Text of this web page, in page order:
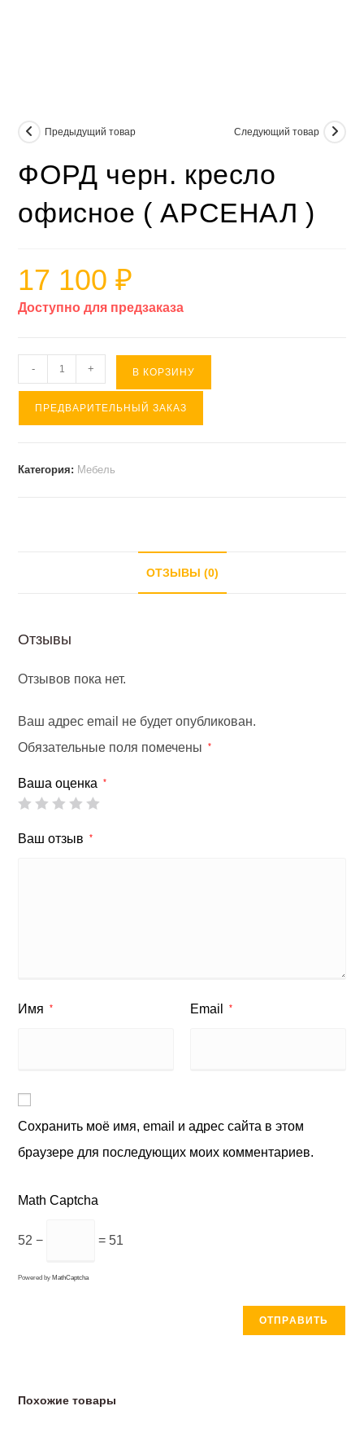
Предыдущий товар Следующий товар
ФОРД черн. кресло
офисное ( АРСЕНАЛ )
17 100₽
Доступно для предзаказа
Количество
товара
ФОРД
офисное
- + В КОРЗИНУ
ПРЕДВАРИТЕЛЬНЫЙ ЗАКАЗ
Категория: Мебель
ОТЗЫВЫ (0)
Отзывы
Отзывов пока нет.
Ваш адрес email не будет опубликован.
Обязательные поля помечены
*
Ваша оценка *
Ваш отзыв *
Имя * Email *
Сохранить моё имя, email и адрес сайта в этом
браузере для последующих моих комментариев.
Math Captcha
52 − = 51
Powered by MathCaptcha
Похожие товары